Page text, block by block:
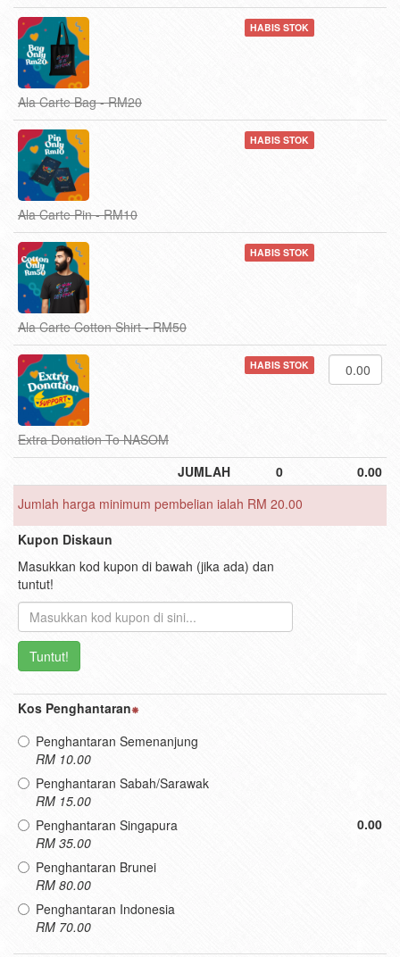
Ala Carte Bag - RM20
HABIS STOK
Ala Carte Pin - RM10
HABIS STOK
Ala Carte Cotton Shirt - RM50
HABIS STOK
Extra Donation To NASOM
HABIS STOK
JUMLAH 0
0.00
Jumlah harga minimum pembelian ialah RM 20.00
Kupon Diskaun
Masukkan kod kupon di bawah (jika ada) dan
tuntut!
Tuntut!
Kos Penghantaran
Penghantaran Semenanjung
RM 10.00
Penghantaran Sabah/Sarawak
RM 15.00
Penghantaran Singapura
RM 35.00
Penghantaran Brunei
RM 80.00
Penghantaran Indonesia
RM 70.00
0.00